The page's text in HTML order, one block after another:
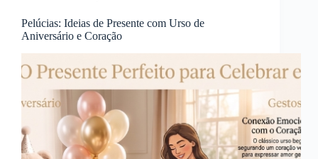
Pelúcias: Ideias de Presente com Urso de
Aniversário e Coração